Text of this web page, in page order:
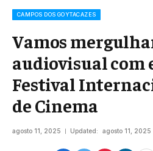
CAMPOS DOS GOYTACAZES
Vamos
audiovisual com
Festival
de Cinema
agosto 11, 2025 Updated: agosto 11, 2025